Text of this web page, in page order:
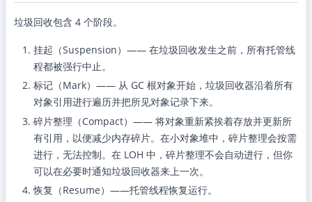
垃圾回收包含 4 个阶段。
挂起（Suspension）—— 在垃圾回收发生之前，所有托管线
程都被强行中止。
标记（Mark）—— 从 GC 根对象开始，垃圾回收器沿着所有
对象引用进行遍历并把所见对象记录下来。
碎片整理（Compact）—— 将对象重新紧挨着存放并更新所
有引用，以便减少内存碎片。在小对象堆中，碎片整理会按需
进行，无法控制。在 LOH 中，碎片整理不会自动进行，但你
可以在必要时通知垃圾回收器来上一次。
恢复（Resume）——托管线程恢复运行。